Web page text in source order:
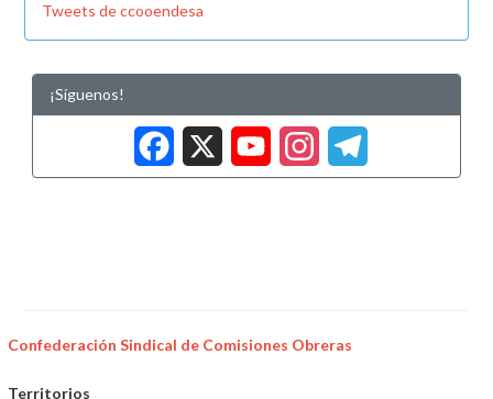
Tweets de ccooendesa
¡Síguenos!
Facebook
X
Confederación Sindical de Comisiones Obreras
Territorios